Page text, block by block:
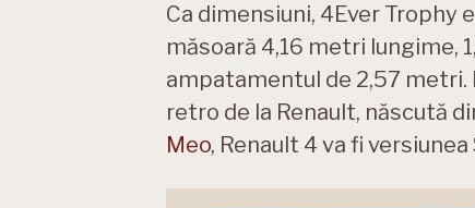
Ca dimensiuni, 4Ever Trophy
măsoară 4,16 metri lungime,
ampatamentul de 2,57
retro de la Renault, născută
Meo, Renault 4 va fi